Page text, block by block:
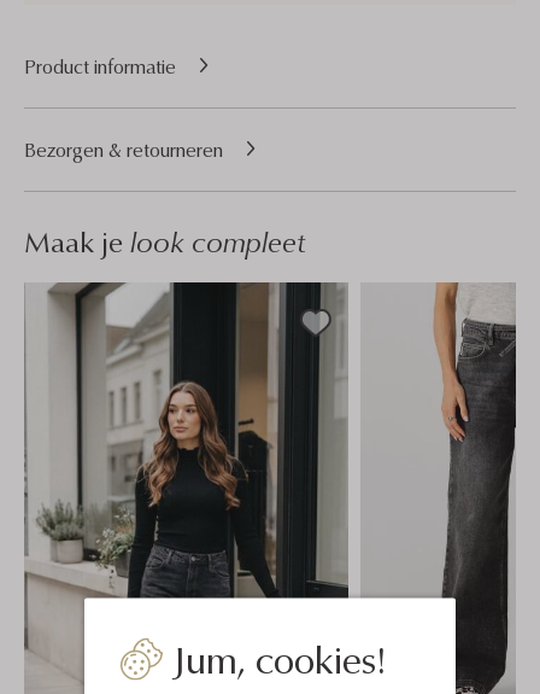
Jum, cookies!
Product informatie
Bezorgen & retourneren
Maak je look compleet